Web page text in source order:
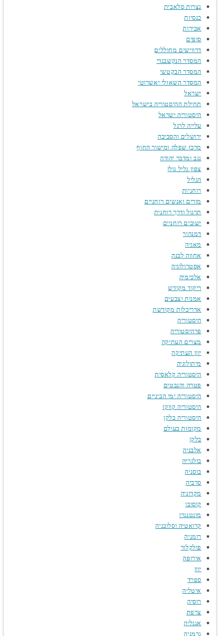
נצרות סלאבית
כנסיות
אבירות
סופים
דרווישים מחוללים
המסדר הנקשבנדי
המסדר הבקטשי
המסדר השאזלי יאשרוטי
ישראל
תחילת ההיסטוריה בישראל
היסטוריה ישראל
עלייה לרגל
ירושלים והסביבה
מרכז שפלה ומישור החוף
נגב ומדבר יהודה
צפון גליל גולן
הגליל
רוחניות
מורים ואנשים רוחניים
תרגול ודרך רוחנית
ישובים רוחניים
דמנהור
מאגיה
אחווה לבנה
אסטרולוגיה
אלכימיה
ריקוד מקודש
אמנות וצבעים
אדריכלות מקודשת
היסטוריה
פרהיסטוריה
מצרים העתיקה
יוון העתיקה
מיתולוגיה
היסטוריה קלאסית
פטרה והנבטים
היסטוריה ימי הביניים
היסטוריה קווקז
היסטוריה בלקן
מקומות בעולם
בלקן
אלבניה
בולגריה
בוסניה
סרביה
מקדוניה
קוסובו
מונטנגרו
קרואטיה וסלובניה
רומניה
פולקלור
אירופה
יוון
ספרד
איטליה
רוסיה
צרפת
אנגליה
גרמניה